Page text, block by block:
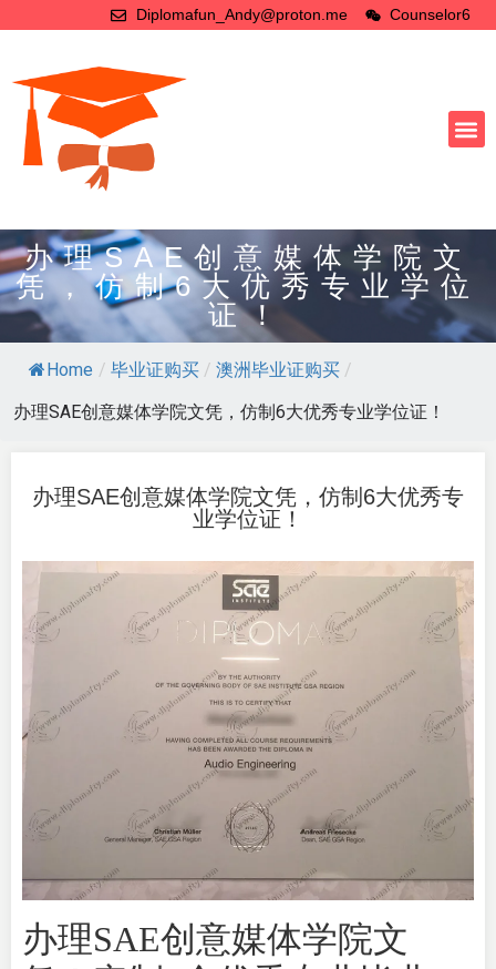
Diplomafun_Andy@proton.me Counselor6
办理SAE创意媒体学院文
凭，仿制6大优秀专业学位
证！
Home / 毕业证购买 / 澳洲毕业证购买 /
办理SAE创意媒体学院文凭，仿制6大优秀专业学位证！
办理SAE创意媒体学院文凭，仿制6大优秀专
业学位证！
办理SAE创意媒体学院文